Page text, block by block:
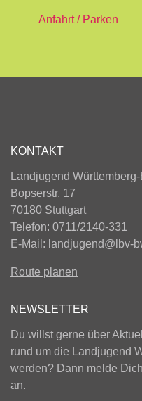
Anfahrt / Parken
KONTAKT
Landjugend
Bopserstr. 17
70180 Stuttgart
Telefon: 0711/2140-331
E-Mail: landjugend@lbv-
Route planen
NEWSLETTER
Du willst gerne über
rund um die Landjugend
werden? Dann melde
an.